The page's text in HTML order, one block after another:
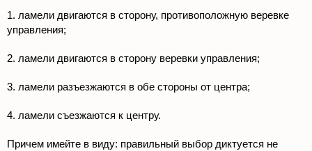
1. ламели двигаются в сторону, противоположную веревке
управления;
2. ламели двигаются в сторону веревки управления;
3. ламели разъезжаются в обе стороны от центра;
4. ламели съезжаются к центру.
Причем имейте в виду: правильный выбор диктуется не